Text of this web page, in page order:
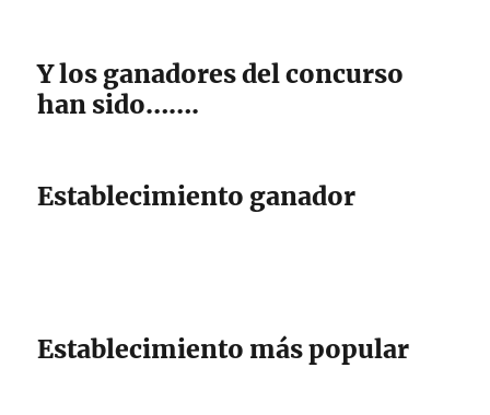
Y los ganadores del concurso
han sido…….
Establecimiento ganador
Establecimiento más popular